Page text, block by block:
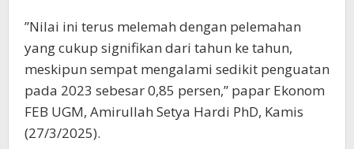
”Nilai ini terus melemah dengan pelemahan
yang cukup signifikan dari tahun ke tahun,
meskipun sempat mengalami sedikit penguatan
pada 2023 sebesar 0,85 persen,” papar Ekonom
FEB UGM, Amirullah Setya Hardi PhD, Kamis
(27/3/2025).